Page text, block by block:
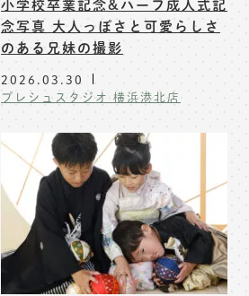
小学校卒業記念&ハーフ成人式記
念写真 大人っぽさと可愛らしさ
のある兄妹の撮影
2026.03.30
プレシュスタジオ 横浜港北店